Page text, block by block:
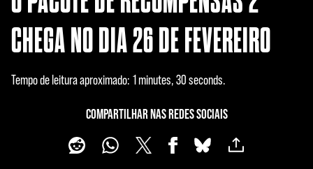
CHEGA NO DIA 26 DE FEVEREIRO
Tempo de leitura aproximado 1 minutes, 30 seconds
COMPARTILHAR NAS REDES SOCIAIS